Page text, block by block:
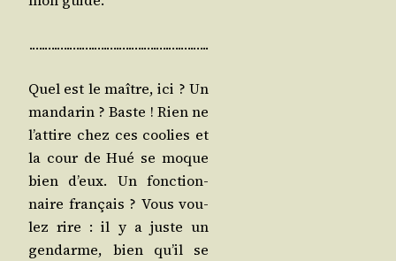
.….….….….….….….….….….….….….…..
Quel est le maître, ici ? Un
man­da­rin ? Baste ! Rien ne
l’at­tire chez ces coo­lies et
la cour de Hué se moque
bien d’eux. Un fonc­tion­
naire fran­çais ? Vous vou­
lez rire : il y a juste un
gen­darme, bien qu’il se